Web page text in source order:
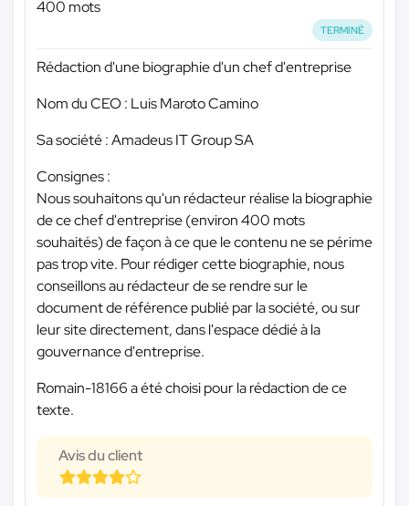
400 mots
TERMINÉ
Rédaction d'une biographie d'un chef d'entreprise
Nom du CEO : Luis Maroto Camino
Sa société : Amadeus IT Group SA
Consignes :
Nous souhaitons qu'un rédacteur réalise la biographie
de ce chef d'entreprise (environ 400 mots
souhaités) de façon à ce que le contenu ne se périme
pas trop vite. Pour rédiger cette biographie, nous
conseillons au rédacteur de se rendre sur le
document de référence publié par la société, ou sur
leur site directement, dans l'espace dédié à la
gouvernance d'entreprise.
Romain-18166 a été choisi pour la rédaction de ce
texte.
Avis du client